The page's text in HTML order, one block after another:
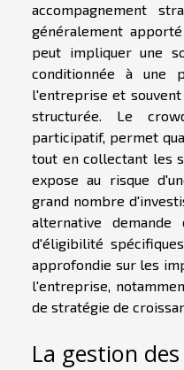
accompagnement
généralement
peut impliquer une
conditionnée à une
l'entreprise et
structurée. Le
participatif, permet
tout en collectant les
expose au risque
grand nombre
alternative
d'éligibilité
approfondie sur les
l'entreprise,
de stratégie de
La gestion